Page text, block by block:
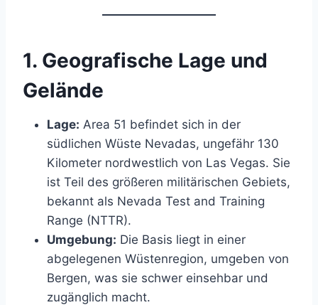
1. Geografische Lage und
Gelände
Lage: Area 51 befindet sich in der
südlichen Wüste Nevadas, ungefähr 130
Kilometer nordwestlich von Las Vegas. Sie
ist Teil des größeren militärischen Gebiets,
bekannt als Nevada Test and Training
Range (NTTR).
Umgebung: Die Basis liegt in einer
abgelegenen Wüstenregion, umgeben von
Bergen, was sie schwer einsehbar und
zugänglich macht.